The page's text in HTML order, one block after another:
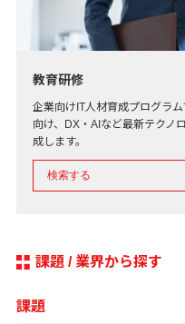
教育研修
企業向けIT人材育成プログラ
向け、DX・AIなど最新テクノ
成します。
検索する
課題 / 業界から探す
課題